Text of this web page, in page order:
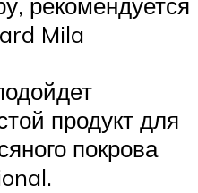
рекомендуется
Mila
продукт для
покрова